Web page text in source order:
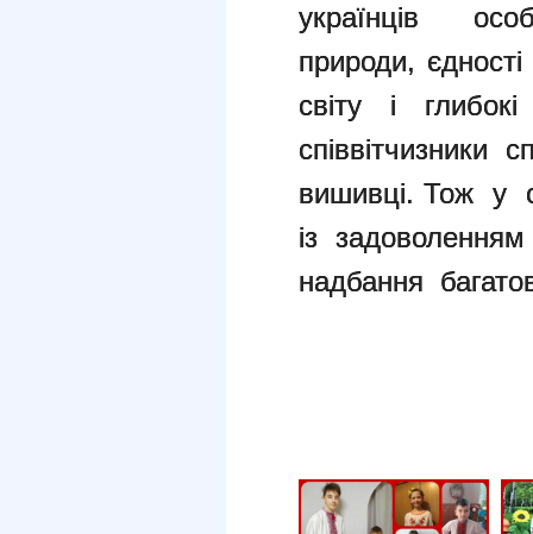
українців
природи,
світу і
співвітчизники
вишивці. Тож у
із
надбання